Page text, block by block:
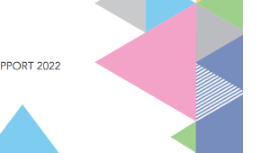
« Faut-il avoir peur de la
population mondiale ? »